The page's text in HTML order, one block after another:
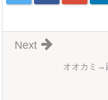
オオカミ→
Next